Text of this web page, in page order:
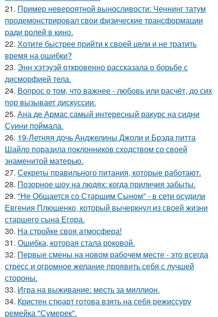
21. Пример невероятной выносливости: Ченнинг татум
продемонстрировал свои физические трансформации
ради ролей в кино.
22. Хотите быстрее прийти к своей цели и не тратить
время на ошибки?
23. Энн хэтэуэй откровенно рассказала о борьбе с
дисморфией тела.
24. Вопрос о том, что важнее - любовь или расчёт, до сих
пор вызывает дискуссии.
25. Ана де Армас самый интересный ракурс на сидни
Суини поймала.
26. 19-Летняя дочь Анджелины Джоли и Брэда питта
Шайло поразила поклонников сходством со своей
знаменитой матерью.
27. Секреты правильного питания, которые работают.
28. Позорное шоу на людях: когда приличия забыты.
29. "Не Общается со Старшим Сыном" - в сети осудили
Евгения Плющенко, который вычеркнул из своей жизни
старшего сына Егора.
30. На стройке своя атмосфера!
31. Ошибка, которая стала роковой.
32. Первые смены на новом рабочем месте - это всегда
стресс и огромное желание проявить себя с лучшей
стороны.
33. Игра на выживание: месть за миллион.
34. Кристен стюарт готова взять на себя режиссуру
ремейка "Сумерек".